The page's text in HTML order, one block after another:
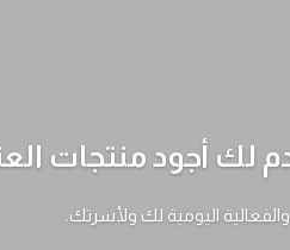
لك أجود منتجات
اليومية لك ولأسرتك.